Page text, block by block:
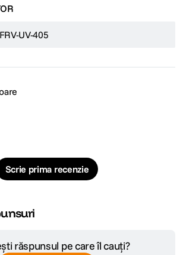
UV-405
Scrie prima recenzie
răspunsul pe care îl cauți?